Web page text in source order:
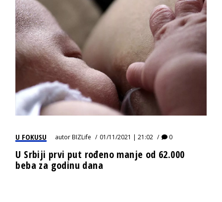
U FOKUSU autorBIZLife 01/11/2021 | 21:02 0
U Srbiji prvi put rođeno manje od 62.000
beba za godinu dana